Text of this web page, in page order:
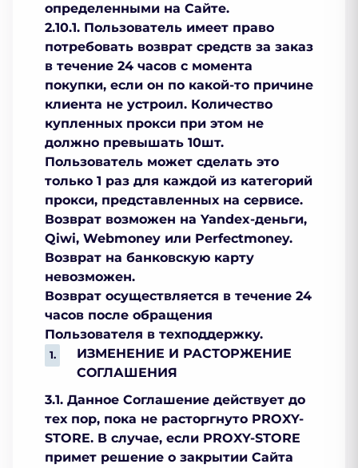
определенными на Сайте.
2.10.1. Пользователь имеет право
потребовать возврат средств за заказ
в течение 24 часов с момента
покупки, если он по какой-то причине
клиента не устроил. Количество
купленных прокси при этом не
должно превышать 10шт.
Пользователь может сделать это
только 1 раз для каждой из категорий
прокси, представленных на сервисе.
Возврат возможен на Yandex-деньги,
Qiwi, Webmoney или Perfectmoney.
Возврат на банковскую карту
невозможен.
Возврат осуществляется в течение 24
часов после обращения
Пользователя в техподдержку.
ИЗМЕНЕНИЕ И РАСТОРЖЕНИЕ
СОГЛАШЕНИЯ
3.1. Данное Соглашение действует до
тех пор, пока не расторгнуто PROXY-
STORE. В случае, если PROXY-STORE
примет решение о закрытии Сайта